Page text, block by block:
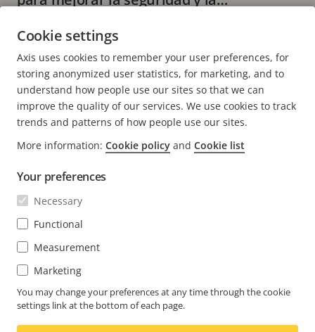
MÁS INFORMACIÓN
FOOTER
CONTACTO
Contacto
Experience Center
NOTICIAS E HISTORIAS
Historias de clientes
Life at Axis
Engineering at Axis
SUSCRÍBASE
Suscríbase al boletín
Suscríbase a los correos electrónicos de notificación
de seguridad de Axis
MEXICO / ESPAÑOL SALA DE PRENSA
Cookie settings
Axis uses cookies to remember your user preferences, for
storing anonymized user statistics, for marketing, and to
understand how people use our sites so that we can
improve the quality of our services. We use cookies to track
trends and patterns of how people use our sites.
More information: Cookie policy and Cookie list
Your preferences
Necessary
Functional
Measurement
Marketing
You may change your preferences at any time through the cookie
settings link at the bottom of each page.